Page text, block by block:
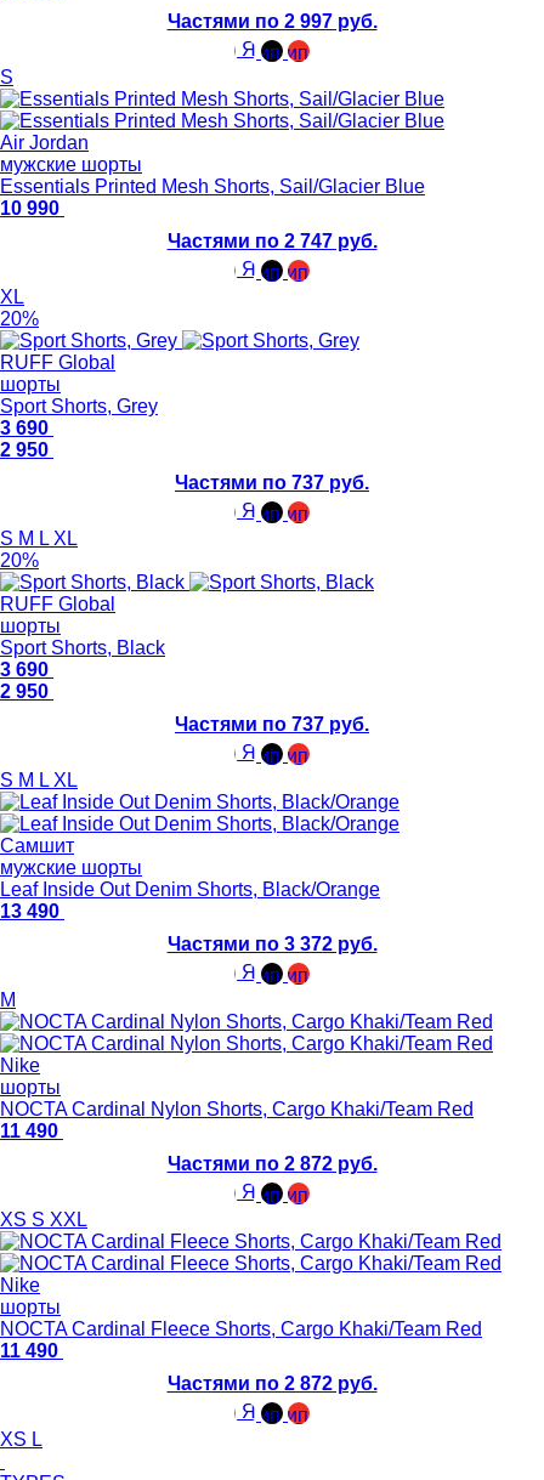
Частями по 2 997 руб.
S
Air Jordan
мужские шорты
Essentials Printed Mesh Shorts, Sail/Glacier Blue
10 990
Частями по 2 747 руб.
XL
20%
RUFF Global
шорты
Sport Shorts, Grey
3 690
2 950
Частями по 737 руб.
S M L XL
20%
RUFF Global
шорты
Sport Shorts, Black
3 690
2 950
Частями по 737 руб.
S M L XL
Самшит
мужские шорты
Leaf Inside Out Denim Shorts, Black/Orange
13 490
Частями по 3 372 руб.
M
Nike
шорты
NOCTA Cardinal Nylon Shorts, Cargo Khaki/Team Red
11 490
Частями по 2 872 руб.
XS S XXL
Nike
шорты
NOCTA Cardinal Fleece Shorts, Cargo Khaki/Team Red
11 490
Частями по 2 872 руб.
XS L